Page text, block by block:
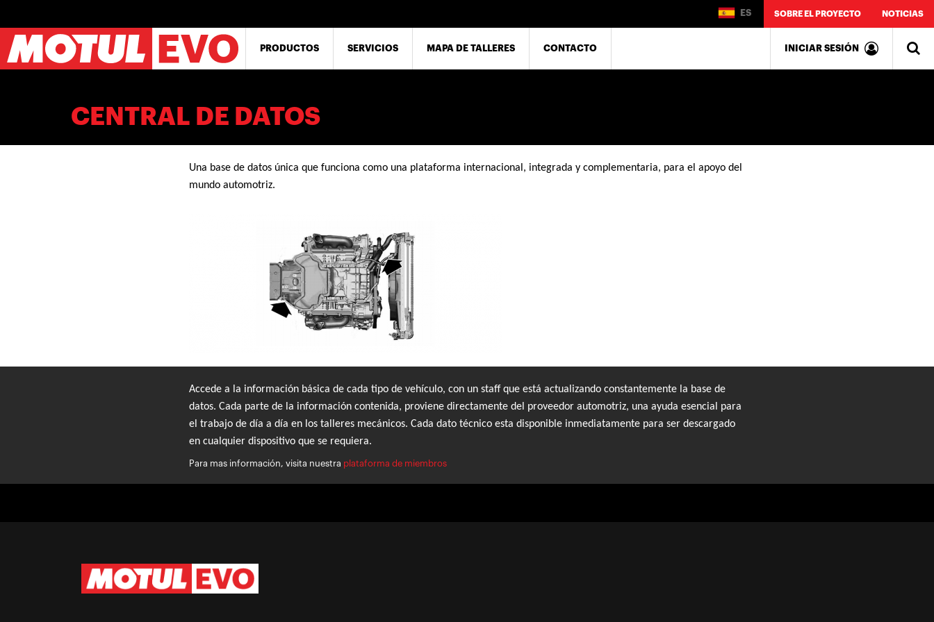
contenido
principal
PRODUCTOS SERVICIOS MAPA DE TALLERES CONTACTO
ES SOBRE EL PROYECTO NOTICIAS
INICIAR SESIÓN
CENTRAL DE DATOS
Una base de datos única que funciona como una plataforma internacional, integrada y complementaria, para el apoyo del
mundo automotriz.
Accede a la información básica de cada tipo de vehículo, con un staff que está actualizando constantemente la base de
datos. Cada parte de la información contenida, proviene directamente del proveedor automotriz, una ayuda esencial para
el trabajo de día a día en los talleres mecánicos. Cada dato técnico esta disponible inmediatamente para ser descargado
en cualquier dispositivo que se requiera.
Para mas información, visita nuestra plataforma de miembros